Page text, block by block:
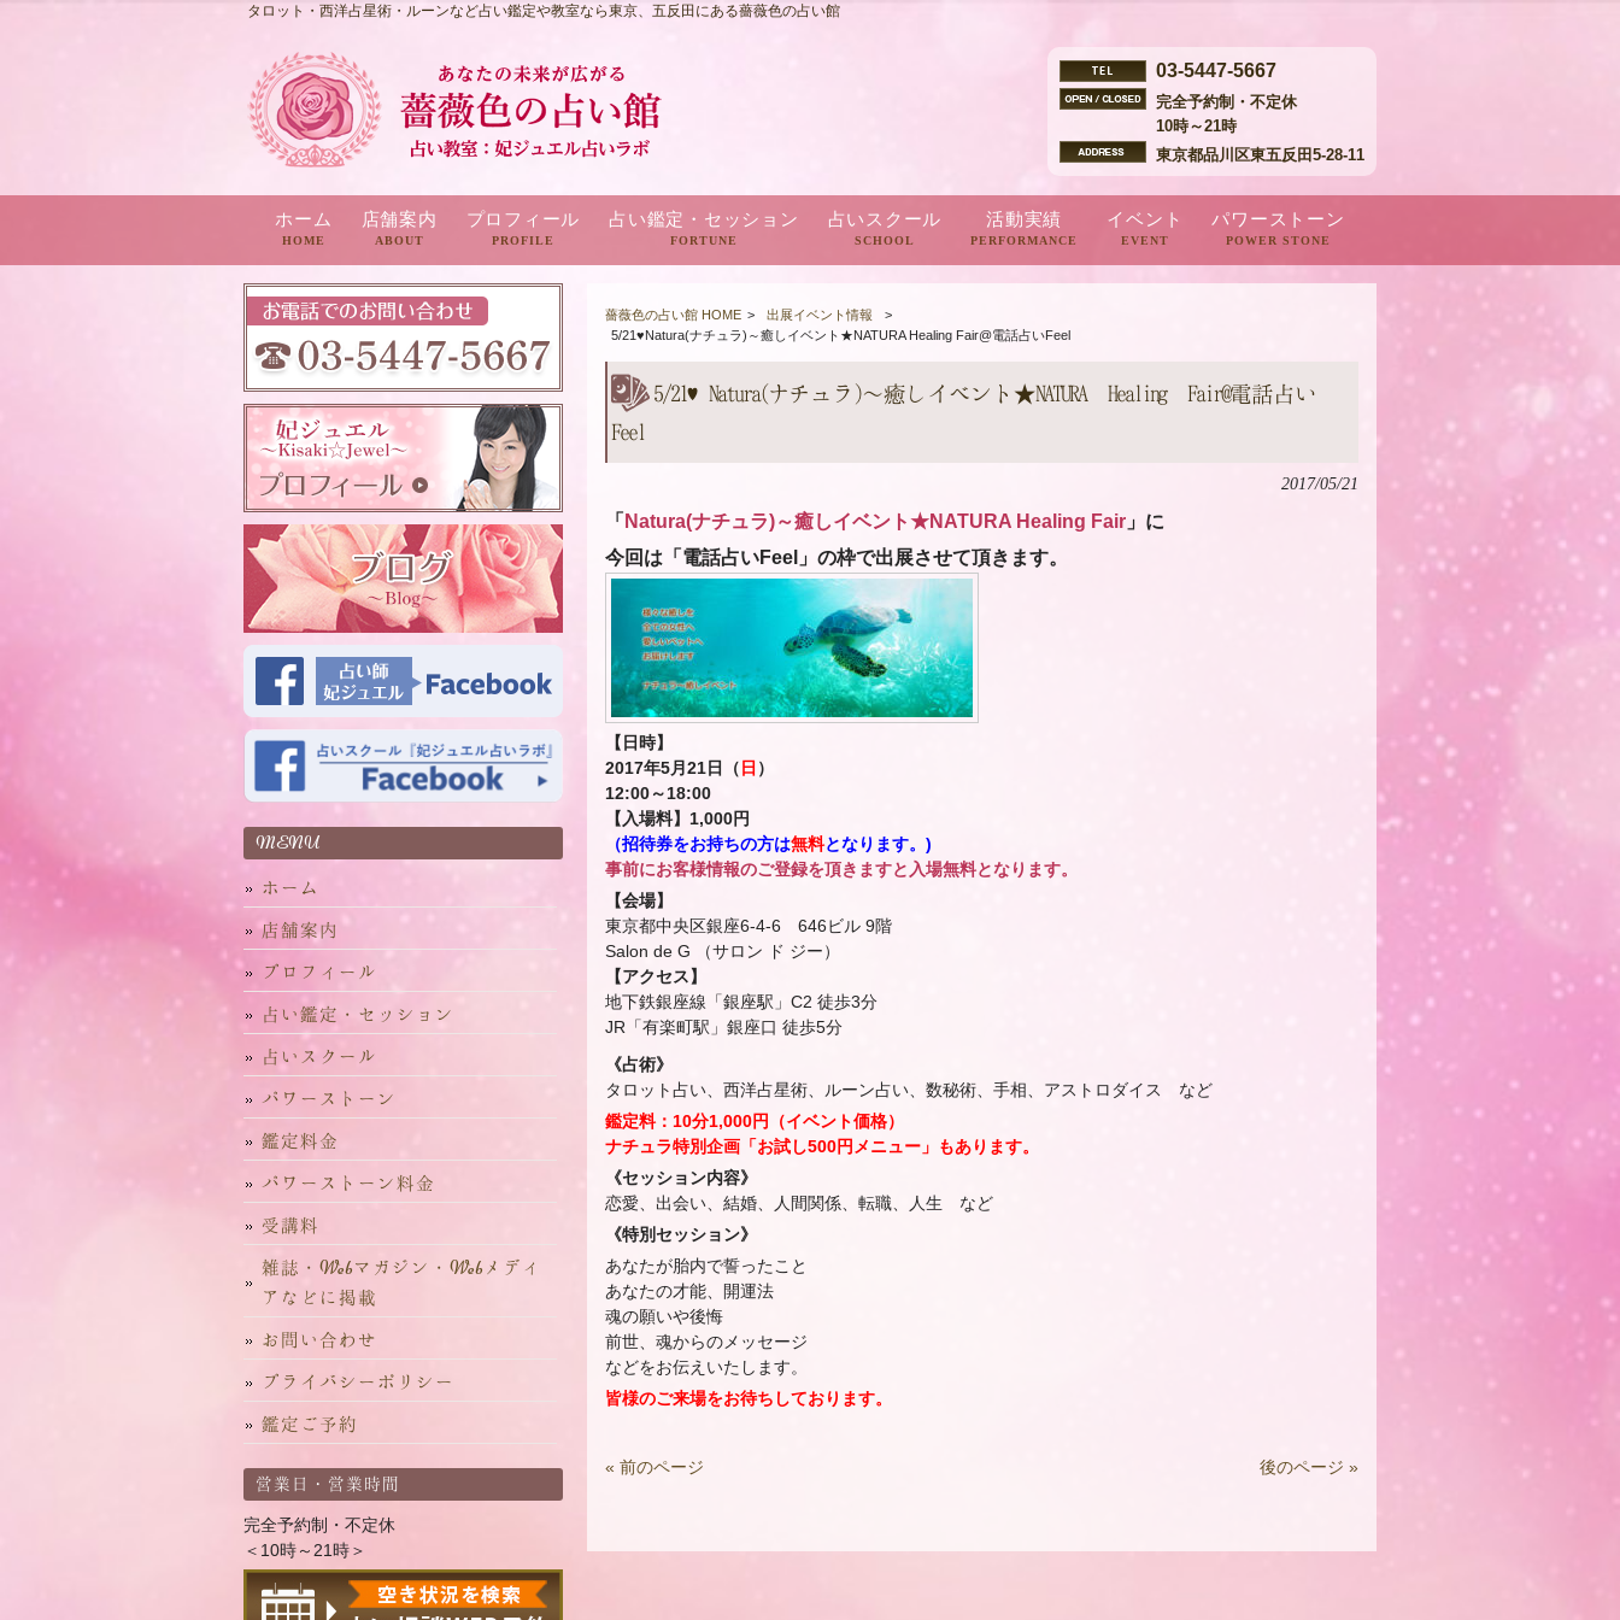
タロット・西洋占星術・ルーンなど占い鑑定や教室なら東京、五反田にある薔薇色の占い館
03-5447-5667
完全予約制・不定休
10時～21時
東京都品川区東五反田5-28-11
ホーム
HOME
店舗案内
ABOUT
プロフィール
PROFILE
占い鑑定・セッション
FORTUNE
占いスクール
SCHOOL
活動実績
PERFORMANCE
雑誌・メディア
TV・ラジオ・YouTube 出演
占いアプリ・コンテンツ
イベント
EVENT
２０１９～２０年
２０１８年
２０１７年
２０１６年
パワーストーン
POWER STONE
薔薇色の占い館 HOME > 出展イベント情報
>
5/21♥Natura(ナチュラ)～癒しイベント★NATURA Healing Fair@電話占いFeel
5/21♥Natura(ナチュラ)～癒しイベント★NATURA Healing Fair@電話占い
Feel
2017/05/21
「 Natura(ナチュラ)～癒しイベント★NATURA Healing Fair 」に
今回は「電話占いFeel」の枠で出展させて頂きます。
【日時】
2017年5月 21 日（ 日 ）
12:00 ～18:00
【入場料】 1,000 円
（招待券をお持ちの方は無料となります。 )
事前にお客様情報のご登録を頂きますと入場無料となります。
【会場】
東京都中央区銀座6-4-6 646ビル 9階
Salon de G （サロン ド ジー）
【アクセス】
地下鉄銀座線「銀座駅」C2 徒歩3分
JR「有楽町駅」銀座口 徒歩5分
《占術》
タロット占い、西洋占星術、ルーン占い、数秘術、手相、アストロダイス など
鑑定料：10分1,000円（イベント価格）
ナチュラ特別企画「お試し500円メニュー」もあります。
《セッション内容》
恋愛、出会い、結婚、人間関係、転職、人生 など
《特別セッション》
あなたが胎内で誓ったこと
あなたの才能、開運法
魂の願いや後悔
前世、魂からのメッセージ
などをお伝えいたします。
皆様のご来場をお待ちしております。
« 前のページ 後のページ »
MENU
ホーム
店舗案内
プロフィール
占い鑑定・セッション
占いスクール
パワーストーン
鑑定料金
パワーストーン料金
受講料
雑誌・Webマガジン・Webメディ
アなどに掲載
お問い合わせ
プライバシーポリシー
鑑定ご予約
営業日・営業時間
完全予約制・不定休
＜10時～21時＞